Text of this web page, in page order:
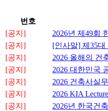
번호
[공지]
2026년 제49회
[공지]
[인사말] 제35
[공지]
2026 올해의 건
[공지]
2026 대한민국
[공지]
2026 건축사실
[공지]
2026 KIA
[공지]
2026년 한국건